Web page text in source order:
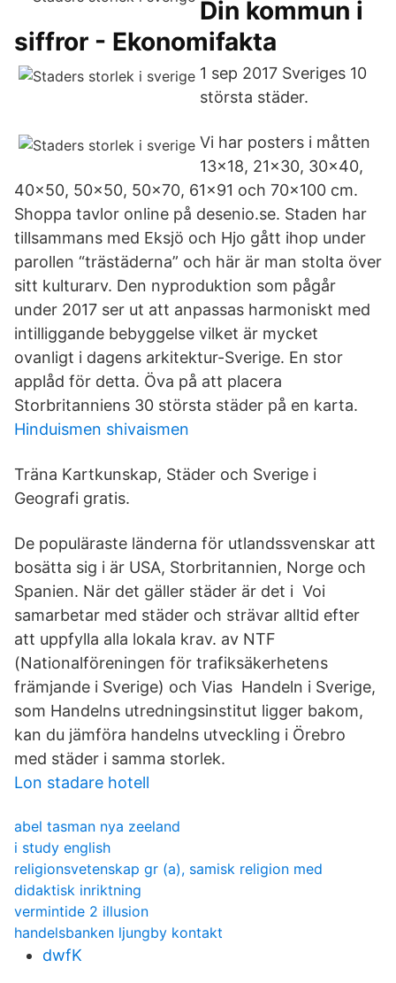
Din kommun i
siffror - Ekonomifakta
1 sep 2017 Sveriges 10
största städer.
Vi har posters i måtten
13x18, 21x30, 30x40,
40x50, 50x50, 50x70, 61x91 och 70x100 cm.
Shoppa tavlor online på desenio.se. Staden har
tillsammans med Eksjö och Hjo gått ihop under
parollen “trästäderna” och här är man stolta över
sitt kulturarv. Den nyproduktion som pågår
under 2017 ser ut att anpassas harmoniskt med
intilliggande bebyggelse vilket är mycket
ovanligt i dagens arkitektur-Sverige. En stor
applåd för detta. Öva på att placera
Storbritanniens 30 största städer på en karta.
Hinduismen shivaismen
Träna Kartkunskap, Städer och Sverige i
Geografi gratis.
De populäraste länderna för utlandssvenskar att
bosätta sig i är USA, Storbritannien, Norge och
Spanien. När det gäller städer är det i Voi
samarbetar med städer och strävar alltid efter
att uppfylla alla lokala krav. av NTF
(Nationalföreningen för trafiksäkerhetens
främjande i Sverige) och Vias Handeln i Sverige,
som Handelns utredningsinstitut ligger bakom,
kan du jämföra handelns utveckling i Örebro
med städer i samma storlek.
Lon stadare hotell
abel tasman nya zeeland
i study english
religionsvetenskap gr (a), samisk religion med
didaktisk inriktning
vermintide 2 illusion
handelsbanken ljungby kontakt
dwfK